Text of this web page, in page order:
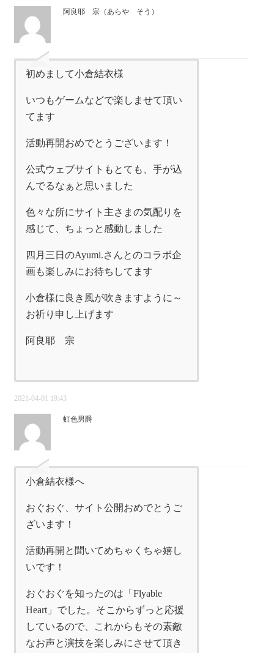
阿良耶 宗（あらや そう）
初めまして小倉結衣様
いつもゲームなどで楽しませて頂い
てます
活動再開おめでとうございます！
公式ウェブサイトもとても、手が込
んでるなぁと思いました
色々な所にサイト主さまの気配りを
感じて、ちょっと感動しました
四月三日のAyumi.さんとのコラボ企
画も楽しみにお待ちしてます
小倉様に良き風が吹きますように～
お祈り申し上げます
阿良耶 宗
2021-04-01 19:43
虹色男爵
小倉結衣様へ
おぐおぐ、サイト公開おめでとうご
ざいます！
活動再開と聞いてめちゃくちゃ嬉し
いです！
おぐおぐを知ったのは「Flyable
Heart」でした。そこからずっと応援
しているので、これからもその素敵
なお声と演技を楽しみにさせて頂き